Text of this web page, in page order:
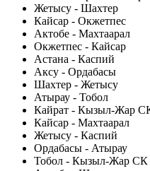
Жетысу - Шахтер
Кайсар - Окжетпес
Актобе - Махтаарал
Окжетпес - Кайсар
Астана - Каспий
Аксу - Ордабасы
Шахтер - Жетысу
Атырау - Тобол
Кайрат - Кызыл-Жар
Кайсар - Махтаарал
Жетысу - Каспий
Ордабасы - Атырау
Тобол - Кызыл-Жар СК